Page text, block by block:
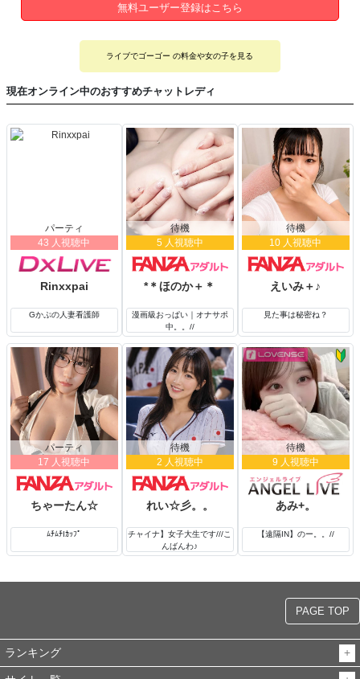
無料ユーザー登録はこちら
ライブでゴーゴー の料金や女の子を見る
現在オンライン中のおすすめチャットレディ
パーティ
43 人視聴中
Rinxxpai
Gかぷの人妻看護師
待機
5 人視聴中
*＊ほのか＋＊
漫画級おっぱい｜オナサポ
中。。//
待機
10 人視聴中
えいみ＋♪
見た事は秘密ね？
パーティ
17 人視聴中
ちゃーたん☆
ﾑﾁﾑﾁIｶｯﾌﾟ
待機
2 人視聴中
れい☆彡。。
チャイナ】女子大生です///こ
んばんわ♪
待機
9 人視聴中
あみ+。
【遠隔IN】のー。。//
PAGE TOP
ランキング